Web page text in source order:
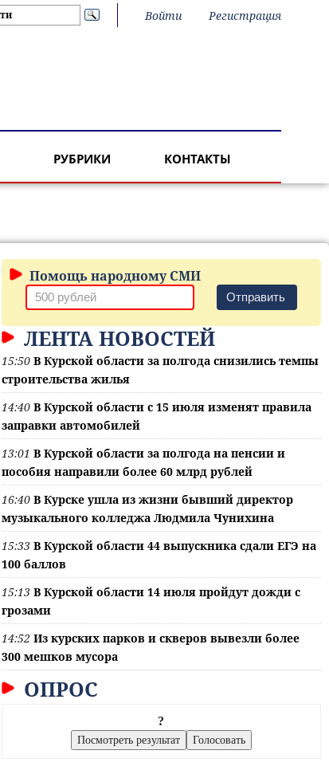
Войти Регистрация
РУБРИКИ КОНТАКТЫ
Помощь народному СМИ
Отправить
ЛЕНТА НОВОСТЕЙ
15:50 В Курской области за полгода снизились темпы
строительства жилья
14:40 В Курской области с 15 июля изменят правила
заправки автомобилей
13:01 В Курской области за полгода на пенсии и
пособия направили более 60 млрд рублей
16:40 В Курске ушла из жизни бывший директор
музыкального колледжа Людмила Чунихина
15:33 В Курской области 44 выпускника сдали ЕГЭ на
100 баллов
15:13 В Курской области 14 июля пройдут дожди с
грозами
14:52 Из курских парков и скверов вывезли более
300 мешков мусора
ОПРОС
?